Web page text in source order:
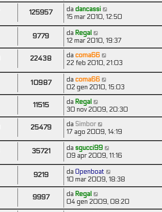
125957 dadancassi
15 mar 2010, 12:50
9779 daRegal
12 mar 2010, 19:37
22438 dacoma66
22 feb 2010, 21:03
10987 dacoma66
02 gen 2010, 15:03
11515 da Regal
30 nov 2009, 20:30
25479 da Simbor
17 ago 2009, 14:19
35721 dasgucci99
09 apr 2009, 11:16
9219 daOpenboat
10 mar 2009, 18:38
9997 daRegal
04 gen 2009, 08:20